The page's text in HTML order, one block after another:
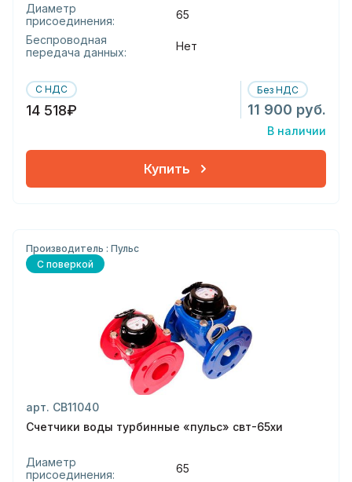
Диаметр
присоединения:
65
Беспроводная
передача данных:
Нет
С НДС
14 518₽
Без НДС
11 900 руб.
В наличии
Купить
Производитель : Пульс
С поверкой
арт. СВ11040
Счетчики воды турбинные «пульс» свт-65хи
Диаметр
присоединения:
65